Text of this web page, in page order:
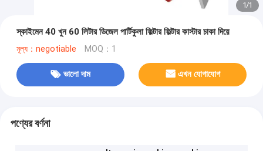
1/1
স্কাইমেন 40 খুন 60 লিটার ডিজেল পার্টিকুলা ফিল্টার ফিল্টার কাস্টার চাকা দিয়ে
মূল্য：negotiable MOQ：1
ভালো দাম এখন যোগাযোগ
পণ্যের বর্ণনা